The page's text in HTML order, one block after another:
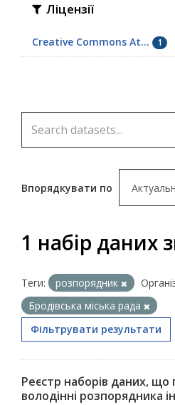
Ліцензії
Creative Commons At... 1
Впорядкувати по
1 набір даних
Теги: розпорядник
Бродівська міська рада
Фільтрувати результати
Реєстр наборів даних,
володінні розпорядника